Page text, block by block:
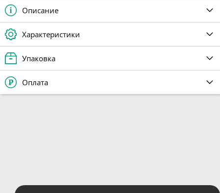
Описание
Характеристики
Упаковка
Оплата